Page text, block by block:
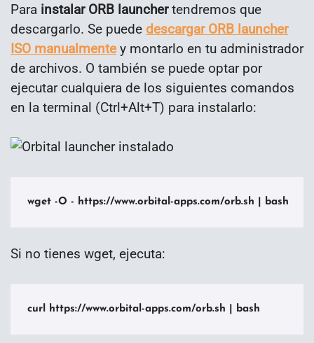
Para instalar ORB launchertendremos que
descargarlo. Se puede descargar ORB launcher
ISO manualmentey montarlo en tu administrador
de archivos. O también se puede optar por
ejecutar cualquiera de los siguientes comandos
en la terminal (Ctrl+Alt+T) para instalarlo:
wget -O - https://www.orbital-apps.com/orb.sh | bash
Si no tienes wget, ejecuta:
curl https://www.orbital-apps.com/orb.sh | bash